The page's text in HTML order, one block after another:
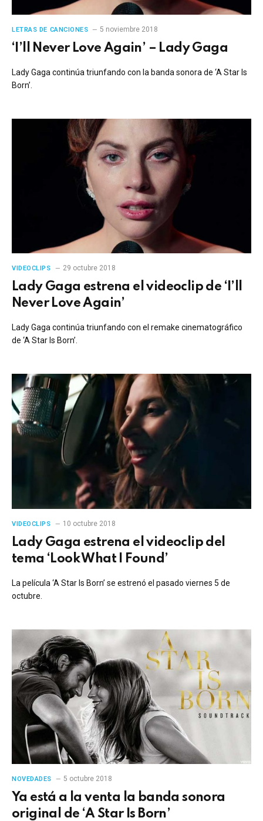
LETRAS DE CANCIONES 5 noviembre 2018
‘I’ll Never Love Again’ – Lady Gaga
Lady Gaga continúa triunfando con la banda sonora de ‘A Star Is
Born’.
VIDEOCLIPS 29 octubre 2018
Lady Gaga estrena el videoclip de ‘I’ll
Never Love Again’
Lady Gaga continúa triunfando con el remake cinematográfico
de ‘A Star Is Born’.
VIDEOCLIPS 10 octubre 2018
Lady Gaga estrena el videoclip del
tema ‘Look What I Found’
La película ‘A Star Is Born’ se estrenó el pasado viernes 5 de
octubre.
NOVEDADES 5 octubre 2018
Ya está a la venta la banda sonora
original de ‘A Star Is Born’